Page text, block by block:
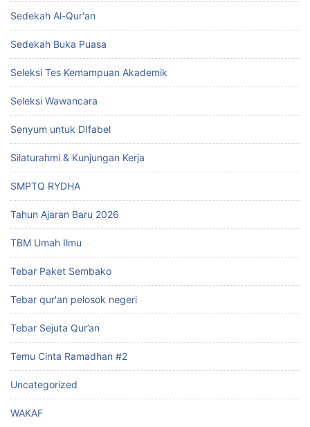
Sedekah Al-Qur'an
Sedekah Buka Puasa
Seleksi Tes Kemampuan Akademik
Seleksi Wawancara
Senyum untuk DIfabel
Silaturahmi & Kunjungan Kerja
SMPTQ RYDHA
Tahun Ajaran Baru 2026
TBM Umah Ilmu
Tebar Paket Sembako
Tebar qur'an pelosok negeri
Tebar Sejuta Qur’an
Temu Cinta Ramadhan #2
Uncategorized
WAKAF